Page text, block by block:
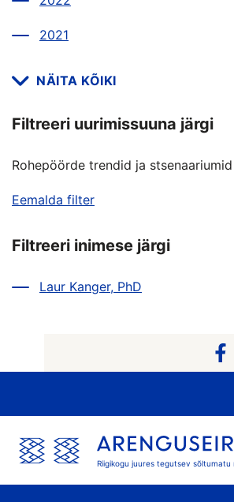
2021
NÄITA KÕIKI
Filtreeri uurimissuuna järgi
Rohepöörde trendid ja
Eemalda filter
Filtreeri inimese järgi
Laur Kanger, PhD
Riigikogu juures tegutsev sõltumatu